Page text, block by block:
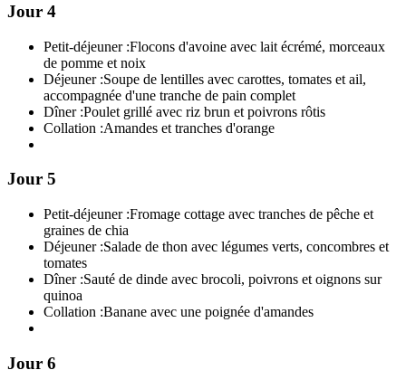
Jour 4
Petit-déjeuner :Flocons d'avoine avec lait écrémé, morceaux
de pomme et noix
Déjeuner :Soupe de lentilles avec carottes, tomates et ail,
accompagnée d'une tranche de pain complet
Dîner :Poulet grillé avec riz brun et poivrons rôtis
Collation :Amandes et tranches d'orange
Jour 5
Petit-déjeuner :Fromage cottage avec tranches de pêche et
graines de chia
Déjeuner :Salade de thon avec légumes verts, concombres et
tomates
Dîner :Sauté de dinde avec brocoli, poivrons et oignons sur
quinoa
Collation :Banane avec une poignée d'amandes
Jour 6